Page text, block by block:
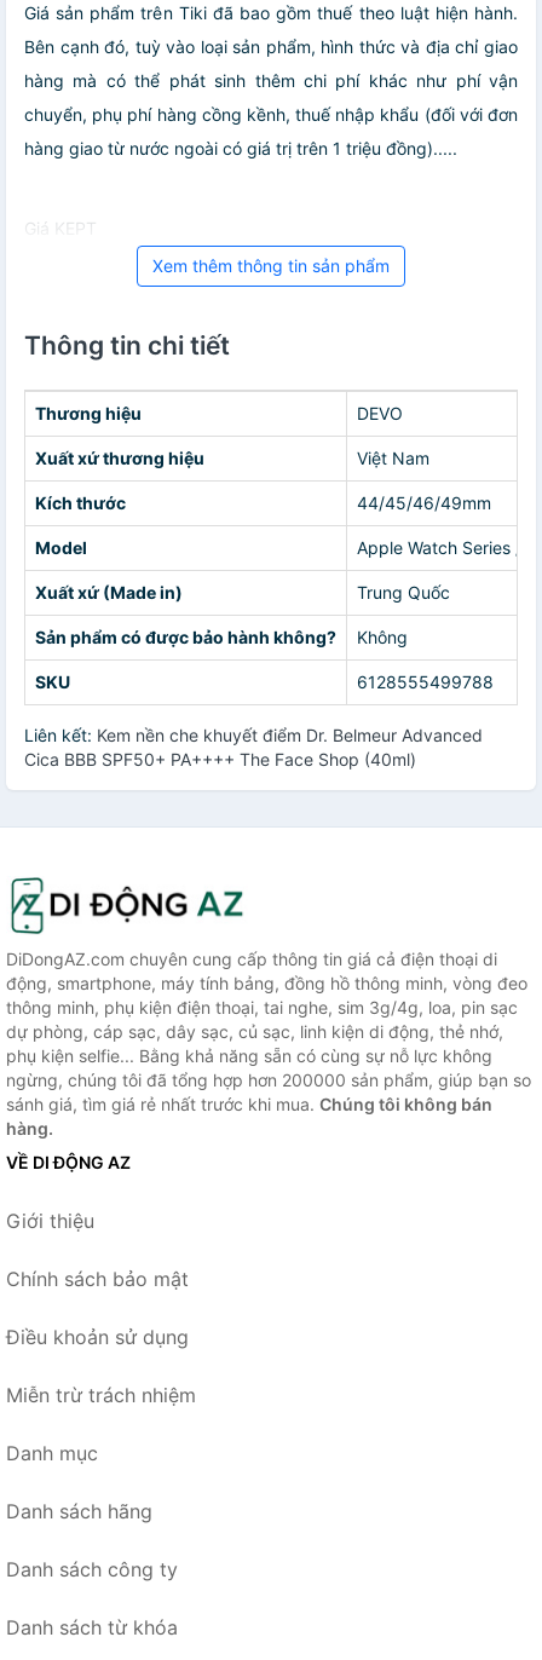
Giá sản phẩm trên Tiki đã bao gồm thuế theo luật hiện hành.
Bên cạnh đó, tuỳ vào loại sản phẩm, hình thức và địa chỉ giao
hàng mà có thể phát sinh thêm chi phí khác như phí vận
chuyển, phụ phí hàng cồng kềnh, thuế nhập khẩu (đối với đơn
hàng giao từ nước ngoài có giá trị trên 1 triệu đồng).....
Giá KEPT
Xem thêm thông tin sản phẩm
Thông tin chi tiết
Thương hiệu DEVO
Xuất xứ thương hiệu Việt Nam
Kích thước 44/45/46/49mm
Model Apple Watch Series /
Xuất xứ (Made in) Trung Quốc
Sản phẩm có được bảo hành không? Không
SKU 6128555499788
Liên kết: Kem nền che khuyết điểm Dr. Belmeur Advanced
Cica BBB SPF50+ PA++++ The Face Shop (40ml)
DiDongAZ.com chuyên cung cấp thông tin giá cả điện thoại di
động, smartphone, máy tính bảng, đồng hồ thông minh, vòng đeo
thông minh, phụ kiện điện thoại, tai nghe, sim 3g/4g, loa, pin sạc
dự phòng, cáp sạc, dây sạc, củ sạc, linh kiện di động, thẻ nhớ,
phụ kiện selfie... Bằng khả năng sẵn có cùng sự nỗ lực không
ngừng, chúng tôi đã tổng hợp hơn 200000 sản phẩm, giúp bạn so
sánh giá, tìm giá rẻ nhất trước khi mua. Chúng tôi không bán
hàng.
VỀ DI ĐỘNG AZ
Giới thiệu
Chính sách bảo mật
Điều khoản sử dụng
Miễn trừ trách nhiệm
Danh mục
Danh sách hãng
Danh sách công ty
Danh sách từ khóa